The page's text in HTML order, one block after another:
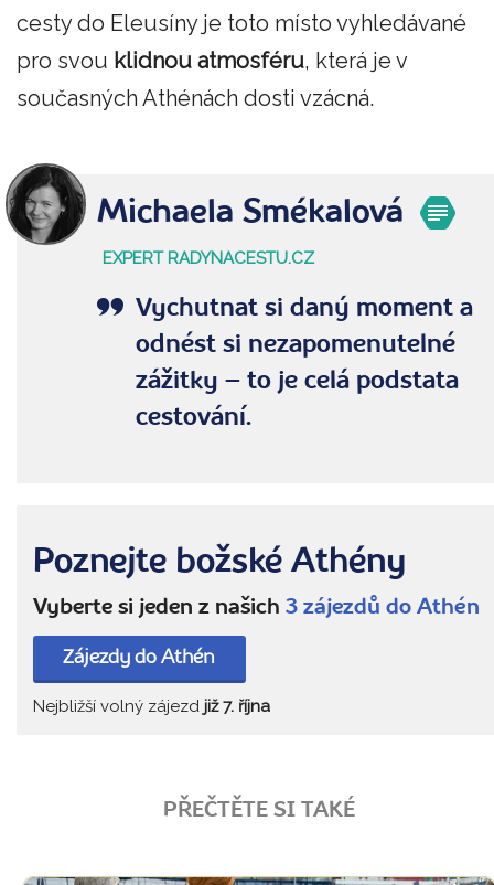
cesty do Eleusíny je toto místo vyhledávané
pro svou klidnou atmosféru, která je v
současných Athénách dosti vzácná.
Michaela Smékalová
EXPERT RADYNACESTU.CZ
Vychutnat si daný moment a
odnést si nezapomenutelné
zážitky – to je celá podstata
cestování.
Poznejte božské Athény
Vyberte si jeden z našich 3 zájezdů do Athén
Zájezdy do Athén
Nejbližší volný zájezd již 7. října
PŘEČTĚTE SI TAKÉ